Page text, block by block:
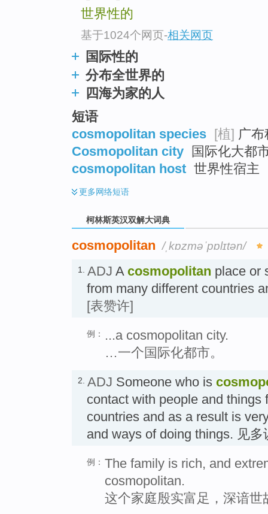
世界性的
基于1024个网页-相关网页
国际性的
分布全世界的
四海为家的人
短语
cosmopolitan species [植] 广
Cosmopolitan city
国际化大都
cosmopolitan host 世界性宿主
更多网络短语
柯林斯英汉双解大词典
cosmopolitan /ˌkɒzməˈpɒlɪtən/
1. ADJ A cosmopolitan place or
from many different countries
[表赞许]
例：
...a cosmopolitan city.
…一个国际化都市。
2. ADJ Someone who is
contact with people and things
countries and as a result is
and ways of doing things. 见
例： The family is rich, and
cosmopolitan.
这个家庭殷实富足，深谙世